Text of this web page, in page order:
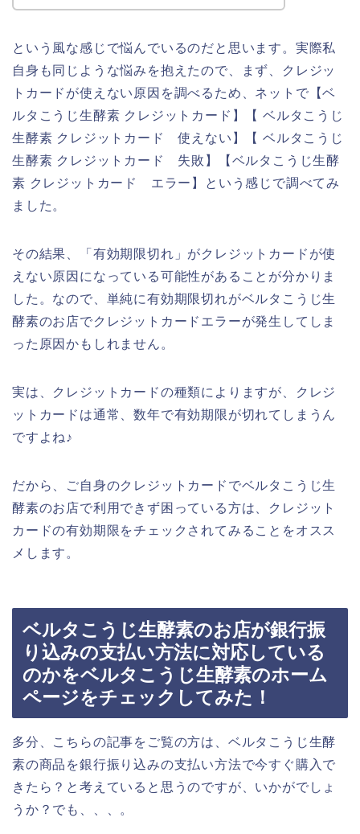
という風な感じで悩んでいるのだと思います。実際私
自身も同じような悩みを抱えたので、まず、クレジッ
トカードが使えない原因を調べるため、ネットで【ベ
ルタこうじ生酵素 クレジットカード】【 ベルタこうじ
生酵素 クレジットカード 使えない】【 ベルタこうじ
生酵素 クレジットカード 失敗】【ベルタこうじ生酵
素 クレジットカード エラー】という感じで調べてみ
ました。
その結果、「有効期限切れ」がクレジットカードが使
えない原因になっている可能性があることが分かりま
した。なので、単純に有効期限切れがベルタこうじ生
酵素のお店でクレジットカードエラーが発生してしま
った原因かもしれません。
実は、クレジットカードの種類によりますが、クレジ
ットカードは通常、数年で有効期限が切れてしまうん
ですよね♪
だから、ご自身のクレジットカードでベルタこうじ生
酵素のお店で利用できず困っている方は、クレジット
カードの有効期限をチェックされてみることをオスス
メします。
ベルタこうじ生酵素のお店が銀行振
り込みの支払い方法に対応している
のかをベルタこうじ生酵素のホーム
ページをチェックしてみた！
多分、こちらの記事をご覧の方は、ベルタこうじ生酵
素の商品を銀行振り込みの支払い方法で今すぐ購入で
きたら？と考えていると思うのですが、いかがでしょ
うか？でも、、、。